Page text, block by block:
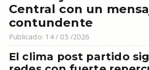
Central con un
contundente
Publicado: 14 / 05 /2026
El clima post partido